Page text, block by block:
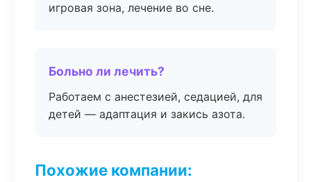
игровая зона, лечение во сне.
Больно ли лечить?
Работаем с анестезией, седацией, для
детей — адаптация и закись азота.
Похожие компании: